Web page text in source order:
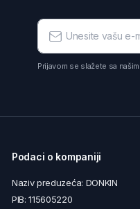
Prijavom se slažete sa našim
Podaci o kompaniji
Naziv preduzeća: DONKIN
PIB: 115605220